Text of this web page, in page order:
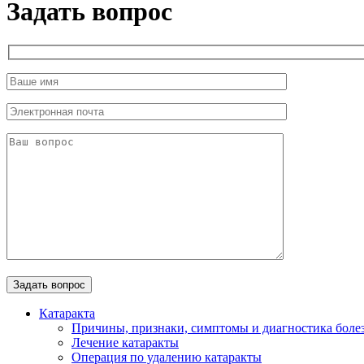
Задать вопрос
Катаракта
Причины, признаки, симптомы и диагностика
Лечение катаракты
Операция по удалению катаракты